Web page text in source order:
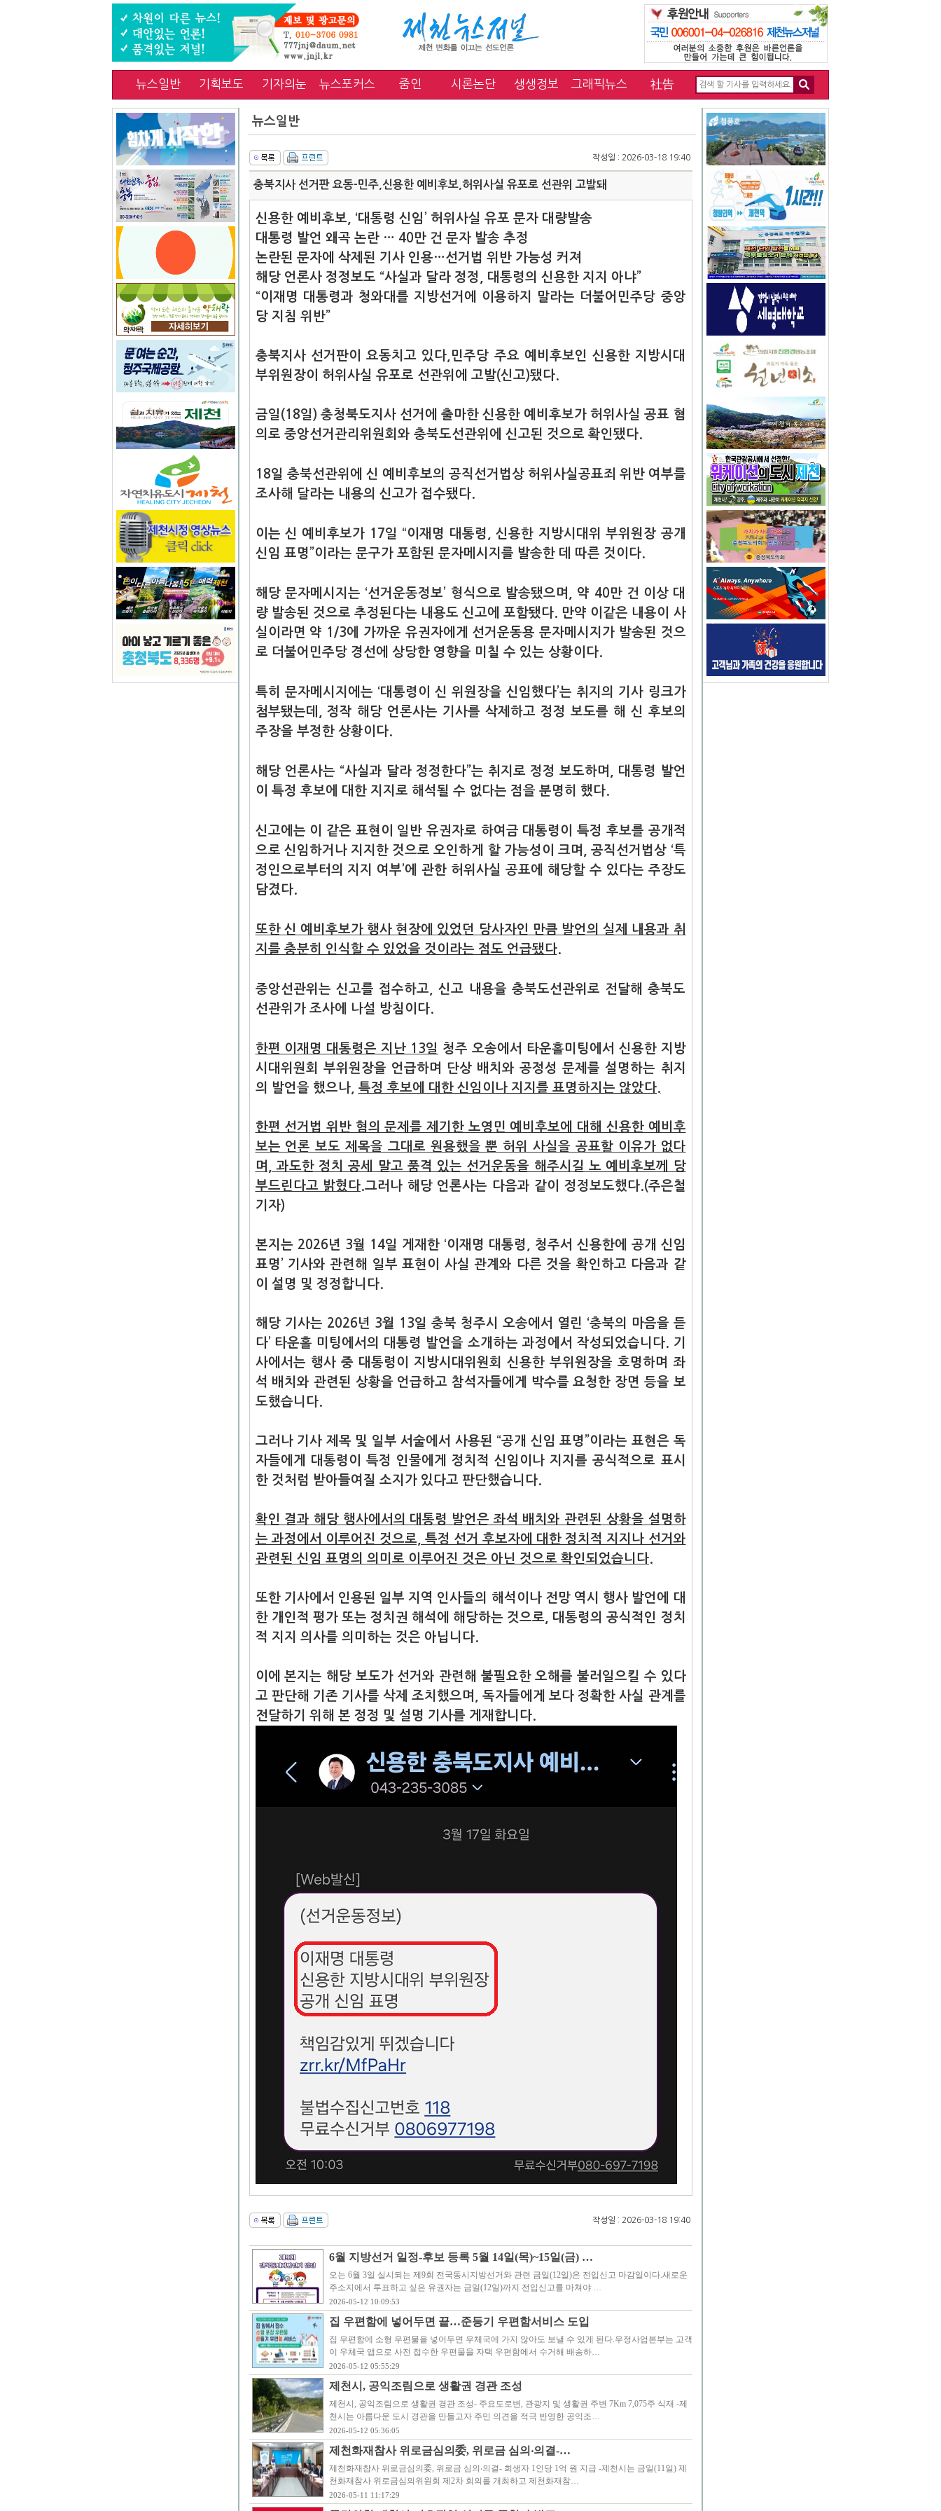
뉴스일반 기획보도 기자의눈 뉴스포커스 줌인 시론논단 생생정보 그래픽뉴스 社告
뉴스일반
작성일 : 2026-03-18 19:40
충북지사 선거판 요동-민주,신용한 예비후보,허위사실 유포로 선관위 고발돼
신용한 예비후보, ‘대통령 신임’ 허위사실 유포 문자 대량발송
대통령 발언 왜곡 논란 … 40만 건 문자 발송 추정
논란된 문자에 삭제된 기사 인용…선거법 위반 가능성 커져
해당 언론사 정정보도 “사실과 달라 정정, 대통령의 신용한 지지 아냐”
“이재명 대통령과 청와대를 지방선거에 이용하지 말라는 더불어민주당 중앙
당 지침 위반”
충북지사 선거판이 요동치고 있다,민주당 주요 예비후보인 신용한 지방시대
부위원장이 허위사실 유포로 선관위에 고발(신고)됐다.
금일(18일) 충청북도지사 선거에 출마한 신용한 예비후보가 허위사실 공표 혐
의로 중앙선거관리위원회와 충북도선관위에 신고된 것으로 확인됐다.
18일 충북선관위에 신 예비후보의 공직선거법상 허위사실공표죄 위반 여부를
조사해 달라는 내용의 신고가 접수됐다.
이는 신 예비후보가 17일 “이재명 대통령, 신용한 지방시대위 부위원장 공개
신임 표명”이라는 문구가 포함된 문자메시지를 발송한 데 따른 것이다.
해당 문자메시지는 ‘선거운동정보’ 형식으로 발송됐으며, 약 40만 건 이상 대
량 발송된 것으로 추정된다는 내용도 신고에 포함됐다. 만약 이같은 내용이 사
실이라면 약 1/3에 가까운 유권자에게 선거운동용 문자메시지가 발송된 것으
로 더불어민주당 경선에 상당한 영향을 미칠 수 있는 상황이다.
특히 문자메시지에는 ‘대통령이 신 위원장을 신임했다’는 취지의 기사 링크가
첨부됐는데, 정작 해당 언론사는 기사를 삭제하고 정정 보도를 해 신 후보의
주장을 부정한 상황이다.
해당 언론사는 “사실과 달라 정정한다”는 취지로 정정 보도하며, 대통령 발언
이 특정 후보에 대한 지지로 해석될 수 없다는 점을 분명히 했다.
신고에는 이 같은 표현이 일반 유권자로 하여금 대통령이 특정 후보를 공개적
으로 신임하거나 지지한 것으로 오인하게 할 가능성이 크며, 공직선거법상 ‘특
정인으로부터의 지지 여부’에 관한 허위사실 공표에 해당할 수 있다는 주장도
담겼다.
또한 신 예비후보가 행사 현장에 있었던 당사자인 만큼 발언의 실제 내용과 취
지를 충분히 인식할 수 있었을 것이라는 점도 언급됐다.
중앙선관위는 신고를 접수하고, 신고 내용을 충북도선관위로 전달해 충북도
선관위가 조사에 나설 방침이다.
한편 이재명 대통령은 지난 13일 청주 오송에서 타운홀미팅에서 신용한 지방
시대위원회 부위원장을 언급하며 단상 배치와 공정성 문제를 설명하는 취지
의 발언을 했으나, 특정 후보에 대한 신임이나 지지를 표명하지는 않았다.
한편 선거법 위반 혐의 문제를 제기한 노영민 예비후보에 대해 신용한 예비후
보는 언론 보도 제목을 그대로 원용했을 뿐 허위 사실을 공표할 이유가 없다
며, 과도한 정치 공세 말고 품격 있는 선거운동을 해주시길 노 예비후보께 당
부드린다고 밝혔다.그러나 해당 언론사는 다음과 같이 정정보도했다.(주은철
기자)
본지는 2026년 3월 14일 게재한 ‘이재명 대통령, 청주서 신용한에 공개 신임
표명’ 기사와 관련해 일부 표현이 사실 관계와 다른 것을 확인하고 다음과 같
이 설명 및 정정합니다.
해당 기사는 2026년 3월 13일 충북 청주시 오송에서 열린 ‘충북의 마음을 듣
다’ 타운홀 미팅에서의 대통령 발언을 소개하는 과정에서 작성되었습니다. 기
사에서는 행사 중 대통령이 지방시대위원회 신용한 부위원장을 호명하며 좌
석 배치와 관련된 상황을 언급하고 참석자들에게 박수를 요청한 장면 등을 보
도했습니다.
그러나 기사 제목 및 일부 서술에서 사용된 “공개 신임 표명”이라는 표현은 독
자들에게 대통령이 특정 인물에게 정치적 신임이나 지지를 공식적으로 표시
한 것처럼 받아들여질 소지가 있다고 판단했습니다.
확인 결과 해당 행사에서의 대통령 발언은 좌석 배치와 관련된 상황을 설명하
는 과정에서 이루어진 것으로, 특정 선거 후보자에 대한 정치적 지지나 선거와
관련된 신임 표명의 의미로 이루어진 것은 아닌 것으로 확인되었습니다.
또한 기사에서 인용된 일부 지역 인사들의 해석이나 전망 역시 행사 발언에 대
한 개인적 평가 또는 정치권 해석에 해당하는 것으로, 대통령의 공식적인 정치
적 지지 의사를 의미하는 것은 아닙니다.
이에 본지는 해당 보도가 선거와 관련해 불필요한 오해를 불러일으킬 수 있다
고 판단해 기존 기사를 삭제 조치했으며, 독자들에게 보다 정확한 사실 관계를
전달하기 위해 본 정정 및 설명 기사를 게재합니다.
작성일 : 2026-03-18 19:40
6월 지방선거 일정-후보 등록 5월 14일(목)~15일(금) …
오는 6월 3일 실시되는 제9회 전국동시지방선거와 관련 금일(12일)은 전입신고 마감일이다.새로운
주소지에서 투표하고 싶은 유권자는 금일(12일)까지 전입신고를 마쳐야 …
2026-05-12 10:09:53
집 우편함에 넣어두면 끝…준등기 우편함서비스 도입
집 우편함에 소형 우편물을 넣어두면 우체국에 가지 않아도 보낼 수 있게 된다.우정사업본부는 고객
이 우체국 앱으로 사전 접수한 우편물을 자택 우편함에서 수거해 배송하…
2026-05-12 05:55:29
제천시, 공익조림으로 생활권 경관 조성
제천시, 공익조림으로 생활권 경관 조성- 주요도로변, 관광지 및 생활권 주변 7Km 7,075주 식재 -제
천시는 아름다운 도시 경관을 만들고자 주민 의견을 적극 반영한 공익조…
2026-05-12 05:36:05
제천화재참사 위로금심의委, 위로금 심의‧의결-…
제천화재참사 위로금심의委, 위로금 심의‧의결- 희생자 1인당 1억 원 지급 -제천시는 금일(11일) 제
천화재참사 위로금심의위원회 제2차 회의를 개최하고 제천화재참…
2026-05-11 11:17:29